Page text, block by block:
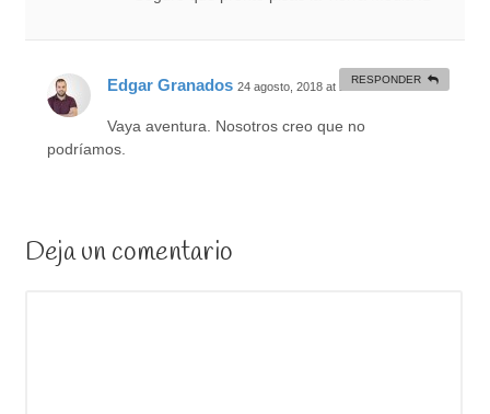
Edgar Granados 24 agosto, 2018 at 21:37 #
Vaya aventura. Nosotros creo que no
podríamos.
RESPONDER
Deja un comentario